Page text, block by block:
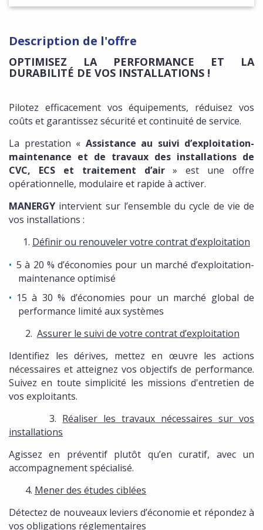
Description de l'offre
OPTIMISEZ LAPERFORMANCE ET LA
DURABILITÉ DE VOS INSTALLATIONS !
Pilotez efficacement vos équipements, réduisez vos
coûts et garantissez sécurité et continuité de service.
La prestation « Assistance au suivi d’exploitation-
maintenance et de travaux des installations de
CVC, ECS et traitement d’air» est une offre
opérationnelle, modulaire et rapide à activer.
MANERGY intervient sur l’ensemble du cycle de vie de
vos installations :
Définir ou renouveler votre contrat d’exploitation
5 à 20 % d’économies pour un marché d’exploitation-
maintenance optimisé
15 à 30 % d’économies pour un marché global de
performance limité aux systèmes
2. Assurer le suivi de votre contrat d’exploitation
Identifiez les dérives, mettez en œuvre les actions
nécessaires et atteignez vos objectifs de performance.
Suivez en toute simplicité les missions d'entretien de
vos exploitants.
3. Réaliser les travaux nécessaires sur vos
installations
Agissez en préventif plutôt qu’en curatif, avec un
accompagnement spécialisé.
4. Mener des études ciblées
Détectez de nouveaux leviers d’économie et répondez à
vos obligations réglementaires